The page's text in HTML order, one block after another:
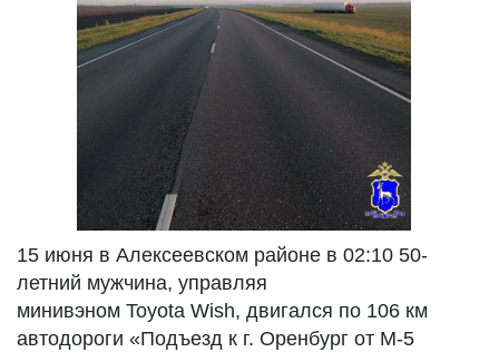
15 июня в Алексеевском районе в 02:10 50-
летний мужчина, управляя
минивэном Toyota Wish, двигался по 106 км
автодороги «Подъезд к г. Оренбург от М-5